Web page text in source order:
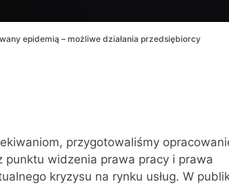
epidemią – możliwe działania przedsiębiorcy
przygotowaliśmy
punktu widzenia prawa pracy i prawa
kryzysu na rynku usług. W